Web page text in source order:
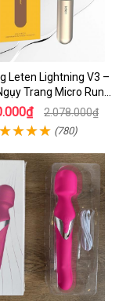
Leten Lightning V3 –
Trang Micro Rung
Có Sưởi Ấm
2.078.000₫
(780)